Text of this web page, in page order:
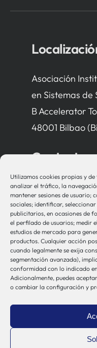
Utilizamos cookies propias y
analizar el tráfico, la
mantener sesiones de usuario;
sociales; identificar,
publicitarios, en ocasiones de
el perfilado de usuarios; medir
estudios de mercado para
productos. Cualquier acción
cuando legalmente se exija
segmentación avanzada),
conformidad con lo indicado
Adicionalmente, puedes
o cambiar la configuración y
Asociación
en Sistemas de
B Accelerator
48001 Bilbao
Contacto
bio-
944 00 77
Otros
Osakidetza